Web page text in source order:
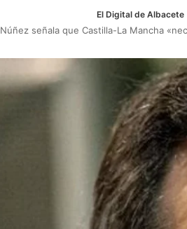
El Digital de Albacete
Núñez señala que Castilla-La Mancha